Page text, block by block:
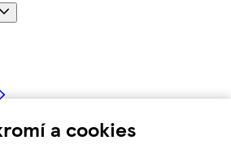
a cookies